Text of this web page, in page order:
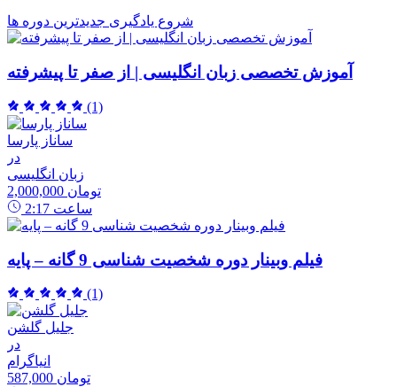
شروع یادگیری جدیدترین دوره ها
آموزش تخصصی زبان انگلیسی | از صفر تا پیشرفته
(1)
ساناز پارسا
در
زبان انگلیسی
2,000,000 تومان
2:17 ساعت
فیلم وبینار دوره شخصیت شناسی 9 گانه – پایه
(1)
جلیل گلشن
در
انیاگرام
587,000 تومان